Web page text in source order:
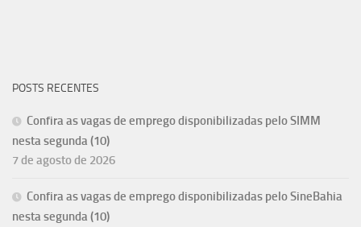
POSTS RECENTES
Confira as vagas de emprego disponibilizadas pelo SIMM
nesta segunda (10)
7 de agosto de 2026
Confira as vagas de emprego disponibilizadas pelo SineBahia
nesta segunda (10)